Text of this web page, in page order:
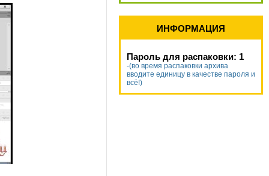
ИНФОРМАЦИЯ
Пароль для распаковки: 1
-(во время распаковки архива
вводите единицу в качестве пароля и
всё!)